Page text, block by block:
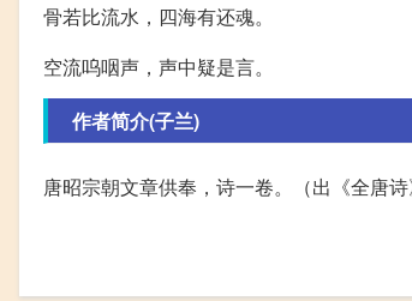
骨若比流水，四海有还魂。
空流呜咽声，声中疑是言。
作者简介(子兰)
唐昭宗朝文章供奉，诗一卷。（出《全唐诗